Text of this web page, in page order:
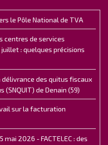
le Pôle National de TVA
centres de services
: quelques précisions
délivrance des quitus fiscaux
de Denain (59)
sur la facturation
2026 - FACTELEC : des